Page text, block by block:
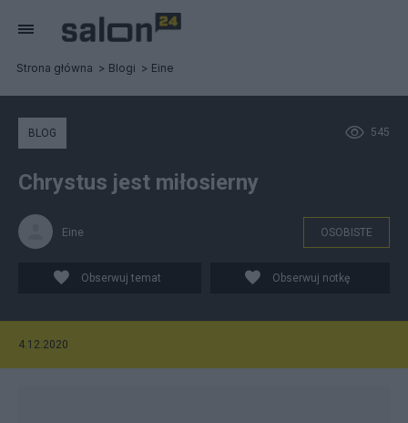
Strona główna Blogi Eine
545
BLOG
Chrystus jest miłosierny
Eine OSOBISTE
Obserwuj temat Obserwuj notkę
4.12.2020